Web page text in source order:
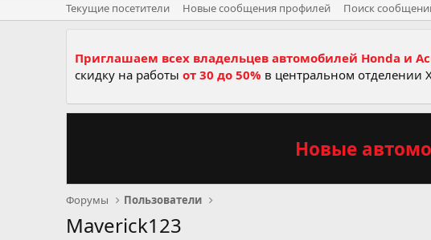
Текущие посетители Новые сообщения профилей Поиск
Приглашаем всех владельцев автомобилей Honda и
скидку на работы от 30 до 50% в центральном отделении
Новые
Форумы Пользователи
Maverick123